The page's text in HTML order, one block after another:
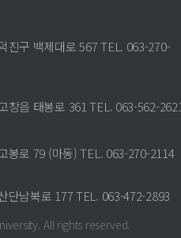
진구 백제대로 567 TEL. 063-270-
창읍 태봉로 361 TEL. 063-562-
봉로 79 (마동) TEL. 063-270-2114
단남북로 177 TEL. 063-472-2893
All rights reserved.